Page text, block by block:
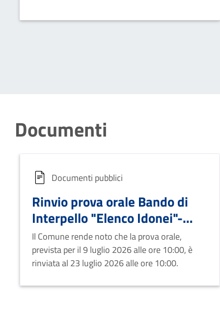
Documenti
Documenti pubblici
Rinvio prova orale Bando di
Interpello "Elenco Idonei"-
Profilo Funzionario Tecnico
Il Comune rende noto che la prova orale,
prevista per il 9 luglio 2026 alle ore 10:00, è
rinviata al 23 luglio 2026 alle ore 10:00.